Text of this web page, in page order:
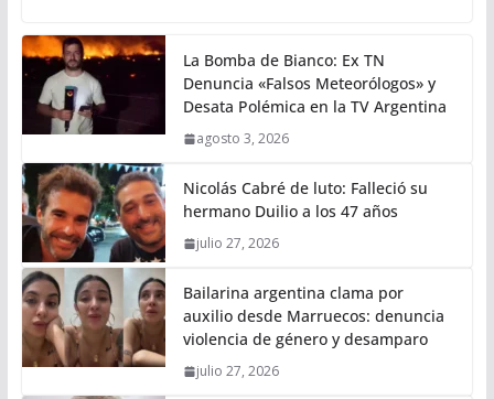
La Bomba de Bianco: Ex TN
Denuncia «Falsos Meteorólogos» y
Desata Polémica en la TV Argentina
agosto 3, 2026
Nicolás Cabré de luto: Falleció su
hermano Duilio a los 47 años
julio 27, 2026
Bailarina argentina clama por
auxilio desde Marruecos: denuncia
violencia de género y desamparo
julio 27, 2026